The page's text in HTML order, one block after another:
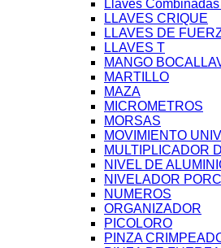
Llaves
LLAVES CRIQUE
LLAVES DE
LLAVES T
MANGO
MARTILLO
MAZA
MICROMETROS
MORSAS
MOVIMIENTO
MULTIPLICADOR
NIVEL DE
NIVELADOR
NUMEROS
ORGANIZADOR
PICOLORO
PINZA